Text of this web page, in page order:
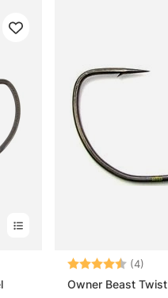
Arvio: (4)
Owner Beast